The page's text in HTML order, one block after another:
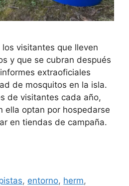
visitantes que lleven
y que se cubran después
extraoficiales
de mosquitos en la isla.
de visitantes cada año,
ella optan por hospedarse
en tiendas de campaña.
, entorno, herm,